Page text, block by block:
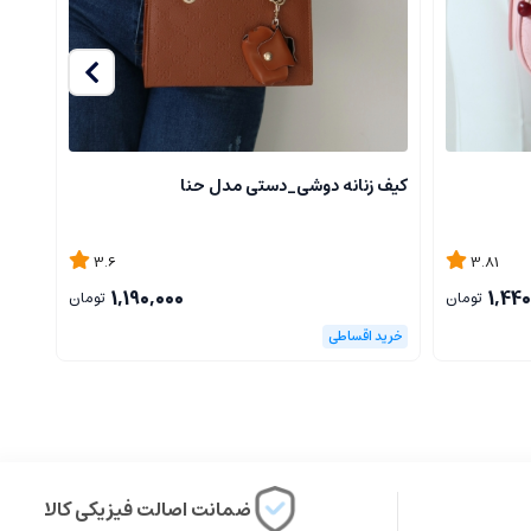
3.81
تومان
کیف زنانه دوشی_دستی مدل حنا
3.6
1,190,000 تومان
ضمانت اصالت فیزیکی کالا